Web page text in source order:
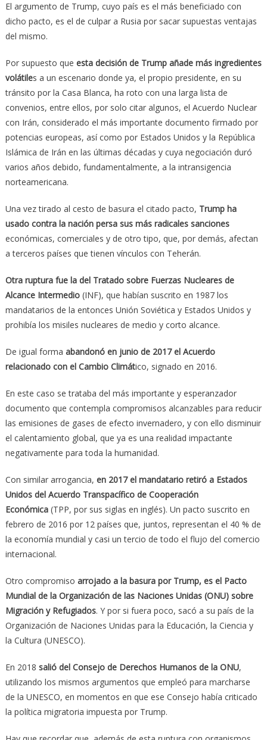
El argumento de Trump, cuyo país es el más beneficiado con
dicho pacto, es el de culpar a Rusia por sacar supuestas ventajas
del mismo.
Por supuesto que esta decisión de Trump añade más ingredientes
volátiles a un escenario donde ya, el propio presidente, en su
tránsito por la Casa Blanca, ha roto con una larga lista de
convenios, entre ellos, por solo citar algunos, el Acuerdo Nuclear
con Irán, considerado el más importante documento firmado por
potencias europeas, así como por Estados Unidos y la República
Islámica de Irán en las últimas décadas y cuya negociación duró
varios años debido, fundamentalmente, a la intransigencia
norteamericana.
Una vez tirado al cesto de basura el citado pacto, Trump ha
usado contra la nación persa sus más radicales sanciones
económicas, comerciales y de otro tipo, que, por demás, afectan
a terceros países que tienen vínculos con Teherán.
Otra ruptura fue la del Tratado sobre Fuerzas Nucleares de
Alcance Intermedio(INF), que habían suscrito en 1987 los
mandatarios de la entonces Unión Soviética y Estados Unidos y
prohibía los misiles nucleares de medio y corto alcance.
De igual forma abandonó en junio de 2017 el Acuerdo
relacionado con el Cambio Climático, signado en 2016.
En este caso se trataba del más importante y esperanzador
documento que contempla compromisos alcanzables para reducir
las emisiones de gases de efecto invernadero, y con ello disminuir
el calentamiento global, que ya es una realidad impactante
negativamente para toda la humanidad.
Con similar arrogancia, en 2017 el mandatario retiró a Estados
Unidos del Acuerdo Transpacífico de Cooperación
Económica(TPP, por sus siglas en inglés). Un pacto suscrito en
febrero de 2016 por 12 países que, juntos, representan el 40 % de
la economía mundial y casi un tercio de todo el flujo del comercio
internacional.
Otro compromiso arrojado a la basura por Trump, es el Pacto
Mundial de la Organización de las Naciones Unidas (ONU) sobre
Migración y Refugiados. Y por si fuera poco, sacó a su país de la
Organización de Naciones Unidas para la Educación, la Ciencia y
la Cultura (UNESCO).
En 2018 salió del Consejo de Derechos Humanos de la ONU,
utilizando los mismos argumentos que empleó para marcharse
de la UNESCO, en momentos en que ese Consejo había criticado
la política migratoria impuesta por Trump.